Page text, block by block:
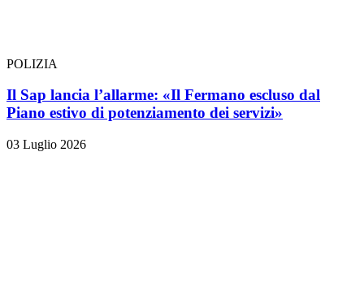
POLIZIA
Il Sap lancia l’allarme: «Il Fermano escluso dal
Piano estivo di potenziamento dei servizi»
03 Luglio 2026